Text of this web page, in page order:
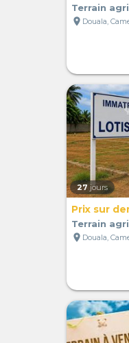
Terrain
location_on Douala,
27 jours
Prix sur
Terrain
location_on Douala,